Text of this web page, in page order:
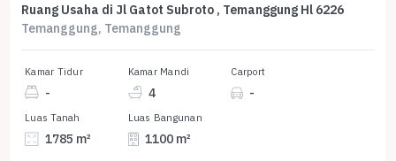
Ruang Usaha di Jl Gatot Subroto , Temanggung Hl 6226
Temanggung, Temanggung
Kamar Tidur
-
Kamar Mandi
4
Carport
-
Luas Tanah
1785 m²
Luas Bangunan
1100 m²